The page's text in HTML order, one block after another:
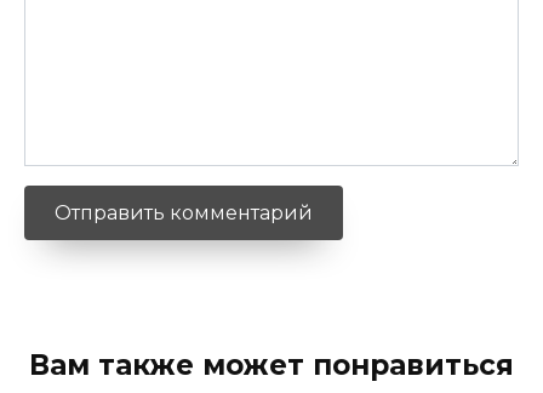
Вам также может понравиться